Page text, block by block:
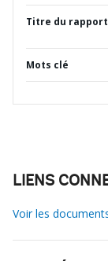
Titre du rapport
Mots clé
LIENS
Voir les